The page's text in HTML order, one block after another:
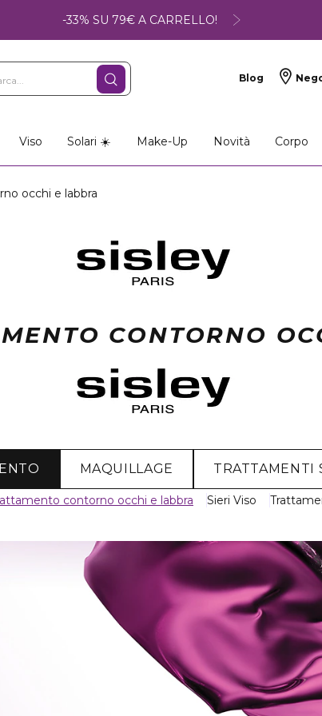
-33% SU 79€ A CARRELLO!
Blog
Viso Solari ☀️ Make-Up Novità Corpo
occhi e labbra
CONTORNO
MAQUILLAGE TRATTAMENTI
contorno occhi e labbra Sieri Viso